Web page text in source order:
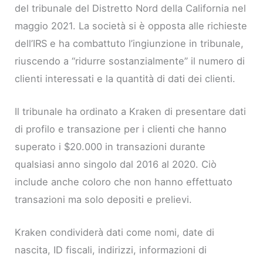
del tribunale del Distretto Nord della California nel
maggio 2021. La società si è opposta alle richieste
dell’IRS e ha combattuto l’ingiunzione in tribunale,
riuscendo a “ridurre sostanzialmente” il numero di
clienti interessati e la quantità di dati dei clienti.
Il tribunale ha ordinato a Kraken di presentare dati
di profilo e transazione per i clienti che hanno
superato i $20.000 in transazioni durante
qualsiasi anno singolo dal 2016 al 2020. Ciò
include anche coloro che non hanno effettuato
transazioni ma solo depositi e prelievi.
Kraken condividerà dati come nomi, date di
nascita, ID fiscali, indirizzi, informazioni di